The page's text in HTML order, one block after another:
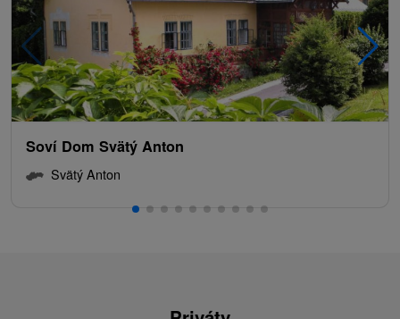
Soví Dom Svätý Anton
Svätý Anton